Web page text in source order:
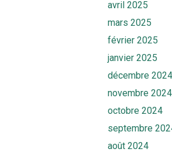
avril 2025
mars 2025
février 2025
janvier 2025
décembre 2024
novembre 2024
octobre 2024
septembre
août 2024